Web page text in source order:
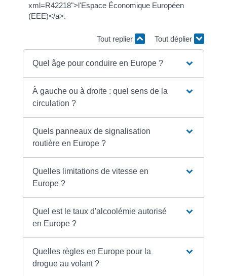
xml=R42218">l'Espace Économique Européen
(EEE)</a>.
Tout replier Tout déplier
Quel âge pour conduire en Europe ?
À gauche ou à droite : quel sens de la
circulation ?
Quels panneaux de signalisation
routière en Europe ?
Quelles limitations de vitesse en
Europe ?
Quel est le taux d'alcoolémie autorisé
en Europe ?
Quelles règles en Europe pour la
drogue au volant ?